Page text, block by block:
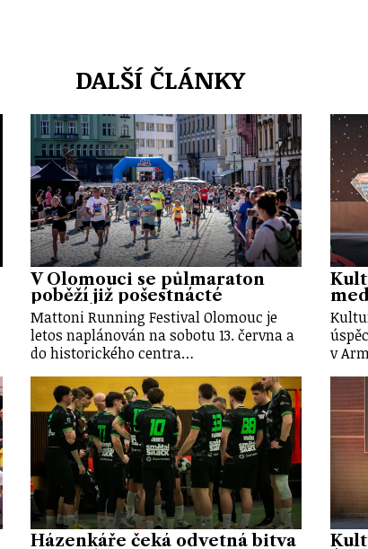
DALŠÍ ČLÁNKY
V Olomouci se půlmaraton
poběží již pošestnácté
Mattoni Running Festival Olomouc je
letos naplánován na sobotu 13. června a
do historického centra…
v
Házenkáře čeká odvetná bitva